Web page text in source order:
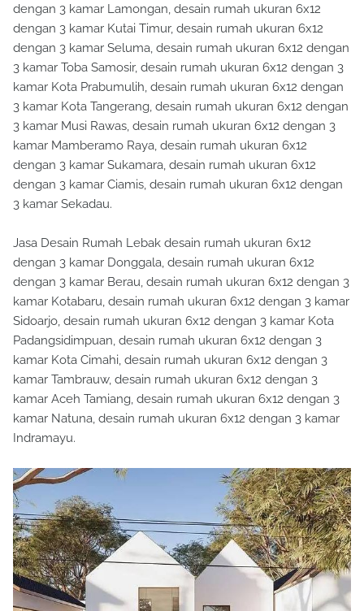
dengan 3 kamar Lamongan, desain rumah ukuran 6x12
dengan 3 kamar Kutai Timur, desain rumah ukuran 6x12
dengan 3 kamar Seluma, desain rumah ukuran 6x12 dengan
3 kamar Toba Samosir, desain rumah ukuran 6x12 dengan 3
kamar Kota Prabumulih, desain rumah ukuran 6x12 dengan
3 kamar Kota Tangerang, desain rumah ukuran 6x12 dengan
3 kamar Musi Rawas, desain rumah ukuran 6x12 dengan 3
kamar Mamberamo Raya, desain rumah ukuran 6x12
dengan 3 kamar Sukamara, desain rumah ukuran 6x12
dengan 3 kamar Ciamis, desain rumah ukuran 6x12 dengan
3 kamar Sekadau.
Jasa Desain Rumah Lebak desain rumah ukuran 6x12
dengan 3 kamar Donggala, desain rumah ukuran 6x12
dengan 3 kamar Berau, desain rumah ukuran 6x12 dengan 3
kamar Kotabaru, desain rumah ukuran 6x12 dengan 3 kamar
Sidoarjo, desain rumah ukuran 6x12 dengan 3 kamar Kota
Padangsidimpuan, desain rumah ukuran 6x12 dengan 3
kamar Kota Cimahi, desain rumah ukuran 6x12 dengan 3
kamar Tambrauw, desain rumah ukuran 6x12 dengan 3
kamar Aceh Tamiang, desain rumah ukuran 6x12 dengan 3
kamar Natuna, desain rumah ukuran 6x12 dengan 3 kamar
Indramayu.